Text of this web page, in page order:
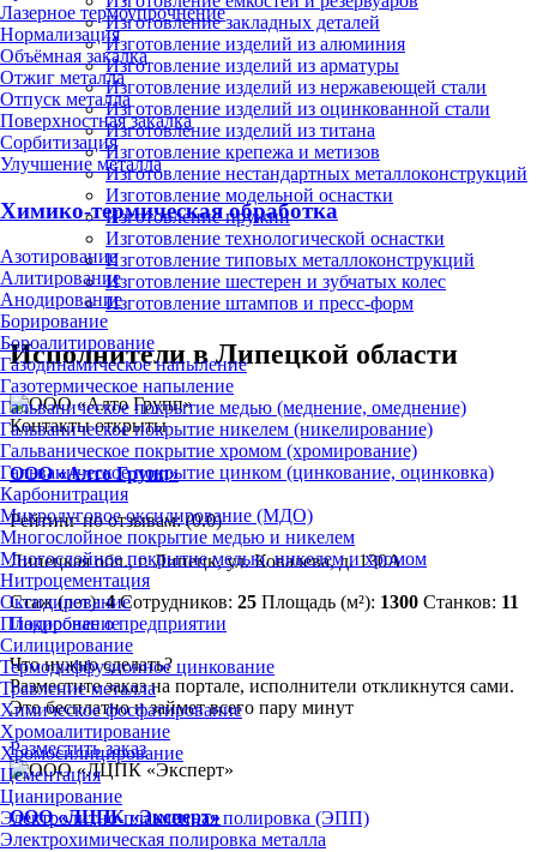
Лазерное термоупрочнение
Нормализация
Объёмная закалка
Отжиг металла
Отпуск металла
Поверхностная закалка
Сорбитизация
Улучшение металла
Химико-термическая обработка
Азотирование
Алитирование
Анодирование
Борирование
Бороалитирование
Газодинамическое напыление
Газотермическое напыление
Гальваническое покрытие медью (меднение, омеднение)
Гальваническое покрытие никелем (никелирование)
Гальваническое покрытие хромом (хромирование)
Гальваническое покрытие цинком (цинкование, оцинковка)
Карбонитрация
Микродуговое оксидирование (МДО)
Многослойное покрытие медью и никелем
Многослойное покрытие медью, никелем и хромом
Нитроцементация
Оксидирование
Плакирование
Силицирование
Термодиффузионное цинкование
Травление металла
Химическое фосфатирование
Хромоалитирование
Хромосилицирование
Цементация
Цианирование
Электролитно-плазменная полировка (ЭПП)
Электрохимическая полировка металла
Изготовление закладных деталей
Изготовление изделий из алюминия
Изготовление изделий из арматуры
Изготовление изделий из нержавеющей стали
Изготовление изделий из оцинкованной стали
Изготовление изделий из титана
Изготовление крепежа и метизов
Изготовление нестандартных металлоконструкций
Изготовление модельной оснастки
Изготовление пружин
Изготовление технологической оснастки
Изготовление типовых металлоконструкций
Изготовление шестерен и зубчатых колес
Изготовление штампов и пресс-форм
Исполнители в Липецкой области
Контакты открыты
ООО «Алто Групп»
Рейтинг по отзывам:(0.0)
Липецкая обл., г. Липецк, ул. Ковалева, д. 130А
Стаж (лет):4 Сотрудников: 25 Площадь (м²): 1300 Станков: 11
Подробнее о предприятии
Что нужно сделать?
Разместите заказ на портале, исполнители откликнутся сами.
Это бесплатно и займет всего пару минут
Разместить заказ
ООО «ЛЦПК «Эксперт»